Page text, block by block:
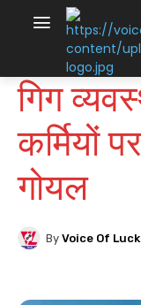
गिग
कर्मियों
गोयल
By Voice Of